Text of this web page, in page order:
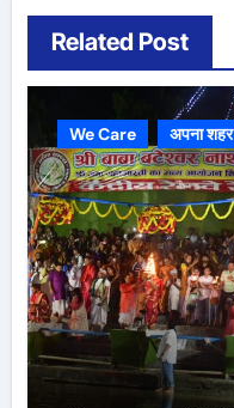
Related Post
We Care अपना शहर